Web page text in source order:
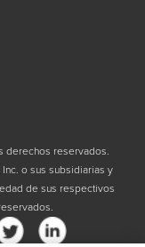
derechos reservados.
o sus subsidiarias y
de sus respectivos